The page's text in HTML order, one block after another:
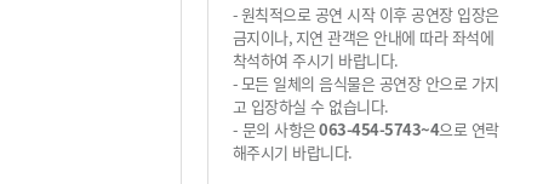
-원칙적으로 공연 시작 이후 공연장 입장은
금지이나, 지연 관객은 안내에 따라 좌석에
착석하여 주시기 바랍니다.
-모든 일체의 음식물은 공연장 안으로 가지
고 입장하실 수 없습니다.
- 문의 사항은063-454-5743~4으로 연락
해주시기 바랍니다.